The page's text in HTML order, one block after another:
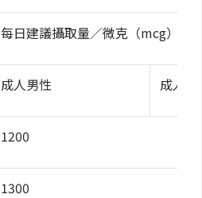
每日建議攝取量／微克（mcg）
成人男性 成人女
1200
1300